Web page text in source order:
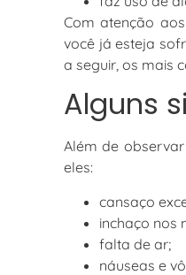
Com atenção
você já esteja
a seguir, os mais
Alguns
Além de
eles:
cansaço
inchaço nos
falta de ar;
náuseas e